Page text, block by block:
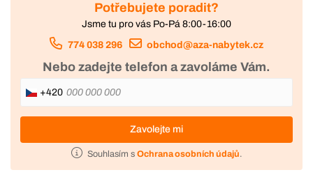
Potřebujete poradit?
Jsme tu pro vás Po-Pá 8:00-16:00
774 038 296 obchod@aza-nabytek.cz
Nebo zadejte telefon a zavoláme Vám.
+420
Zavolejte mi
Souhlasím s Ochrana osobních údajů.